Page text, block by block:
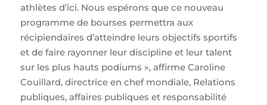
athlètes d’ici. Nous espérons que ce nouveau
programme de bourses permettra aux
récipiendaires d’atteindre leurs objectifs sportifs
et de faire rayonner leur discipline et leur talent
sur les plus hauts podiums », affirme Caroline
Couillard, directrice en chef mondiale, Relations
publiques, affaires publiques et responsabilité